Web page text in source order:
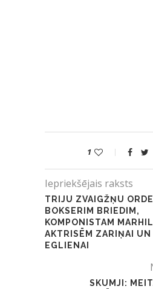
1
Iepriekšējais raksts
TRIJU ZVAIGŽŅU
BOKSERIM BRIEDIM,
KOMPONISTAM
AKTRISĒM ZARIŅAI
EGLIENAI
SKUMJI: